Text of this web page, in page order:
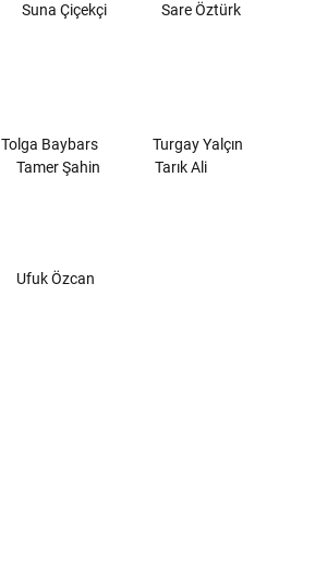
Suna Çiçekçi
Sare Öztürk
Tolga Baybars
Turgay Yalçın
Tamer Şahin Tarık Ali
Ufuk Özcan